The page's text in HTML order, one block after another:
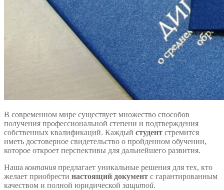
В современном мире существует множество способов
получения профессиональной степени и подтверждения
собственных квалификаций. Каждый студент стремится
иметь достоверное свидетельство о пройденном обучении,
которое откроет перспективы для дальнейшего развития.
Наша компания предлагает уникальные решения для тех, кто
желает приобрести настоящий документ с гарантированным
качеством и полной юридической защитой.